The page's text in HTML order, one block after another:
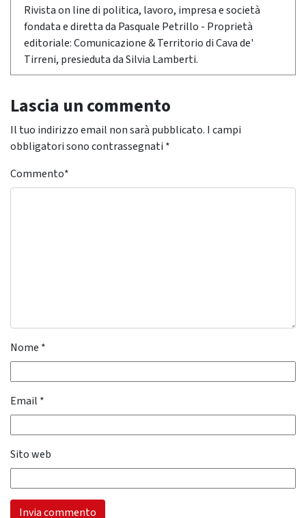
Rivista on line di politica, lavoro, impresa e società
fondata e diretta da Pasquale Petrillo - Proprietà
editoriale: Comunicazione & Territorio di Cava de'
Tirreni, presieduta da Silvia Lamberti.
Lascia un commento
Il tuo indirizzo email non sarà pubblicato. I campi
obbligatori sono contrassegnati *
Commento*
Nome *
Email *
Sito web